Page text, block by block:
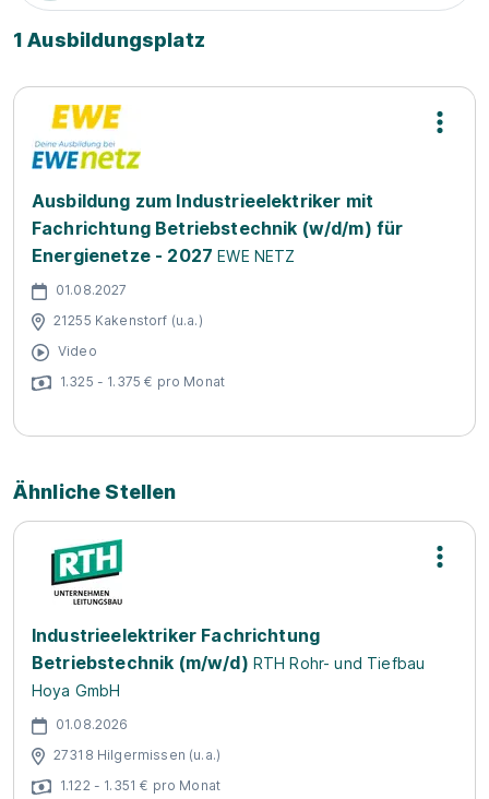
1 Ausbildungsplatz
Ausbildung zum Industrieelektriker mit
Fachrichtung Betriebstechnik (w/d/m) für
Energienetze - 2027 EWE NETZ
01.08.2027
21255 Kakenstorf (u.a.)
Video
1.325 - 1.375 € pro Monat
Ähnliche Stellen
Industrieelektriker Fachrichtung
Betriebstechnik (m/w/d) RTH Rohr- und Tiefbau
Hoya GmbH
01.08.2026
27318 Hilgermissen (u.a.)
1.122 - 1.351 € pro Monat